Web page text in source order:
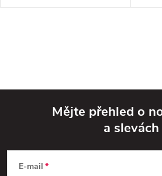
Mějte přehled o
a slevách
E-mail